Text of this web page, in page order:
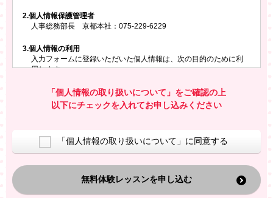
所属施設名
会員番号またはクーポンコード
2.個人情報保護管理者
人事総務部長 京都本社：075-229-6229
3.個人情報の利用
入力フォームに登録いただいた個人情報は、次の目的のために利
用します。
お問い合わせにお答えするため
レプトンのキャンペーンや新商品（新サービス）、新規開講教
室等をご案内するため
換した上で、広告・宣伝・販売促進活動に役立てること
上記の利用目的のために第三者へ提供すること
なお、この利用目的を超えた個人情報の取扱いは行いません。ま
た、これ以外の目的で個人情報を利用することはありません。
「個人情報の取り扱いについて」をご確認の上
以下にチェックを入れてお申し込みください
「個人情報の取り扱いについて」に同意する
無料体験レッスンを申し込む